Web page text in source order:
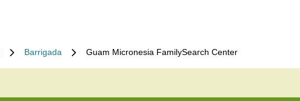
Barrigada Guam Micronesia FamilySearch Center